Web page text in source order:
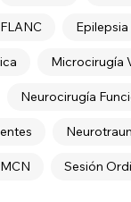
Epilepsia
FLANC
Microcirugía
Neurocirugía
Sesión